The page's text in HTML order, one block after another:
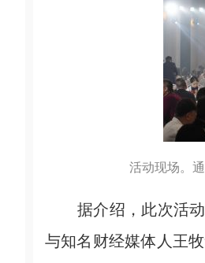
活动现场。
据介绍，此次活动
与知名财经媒体人王